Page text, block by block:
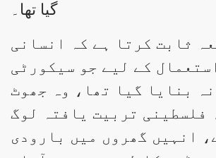
گیا تھا۔
ثابت کرتا ہے کہ انسانی
کے لیے جو سیکورٹی
بنایا گیا تھا، وہ جھوٹ
فلسطینی تربیت یافتہ لوگ
انہیں گھروں میں بارودی